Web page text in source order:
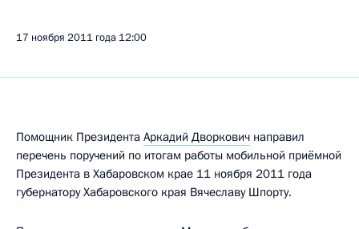
17 ноября 2011 года 12:00
Помощник Президента Аркадий Дворкович направил
перечень поручений по итогам работы мобильной приёмной
Президента в Хабаровском крае 11 ноября 2011 года
губернатору Хабаровского края Вячеславу Шпорту.